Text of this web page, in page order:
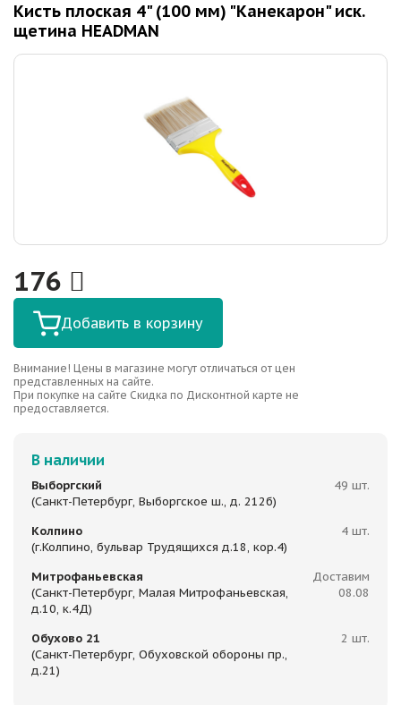
Кисть плоская 4" (100 мм) "Канекарон" иск.
щетина HEADMAN
176
Добавить в корзину
Внимание! Цены в магазине могут отличаться от цен
представленных на сайте.
При покупке на сайте Скидка по Дисконтной карте не
предоставляется.
В наличии
Выборгский
(Санкт-Петербург, Выборгское ш., д. 212б)
49 шт.
Колпино
(г.Колпино, бульвар Трудящихся д.18, кор.4)
4 шт.
Митрофаньевская
(Санкт-Петербург, Малая Митрофаньевская,
д.10, к.4Д)
Доставим
08.08
Обухово 21
(Санкт-Петербург, Обуховской обороны пр.,
д.21)
2 шт.